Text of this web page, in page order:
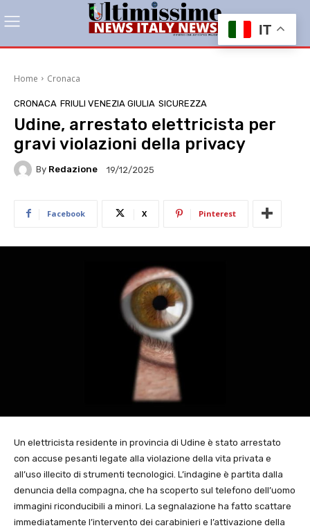
Home Cronaca
CRONACA FRIULI VENEZIA GIULIA SICUREZZA
Udine, arrestato elettricista per
gravi violazioni della privacy
By Redazione 19/12/2025
Facebook X Pinterest
Un elettricista residente in provincia di Udine è stato arrestato
con accuse pesanti legate alla violazione della vita privata e
all’uso illecito di strumenti tecnologici. L’indagine è partita dalla
denuncia della compagna, che ha scoperto sul telefono dell’uomo
immagini riconducibili a minori. La segnalazione ha fatto scattare
immediatamente l’intervento dei carabinieri e l’attivazione della
IT